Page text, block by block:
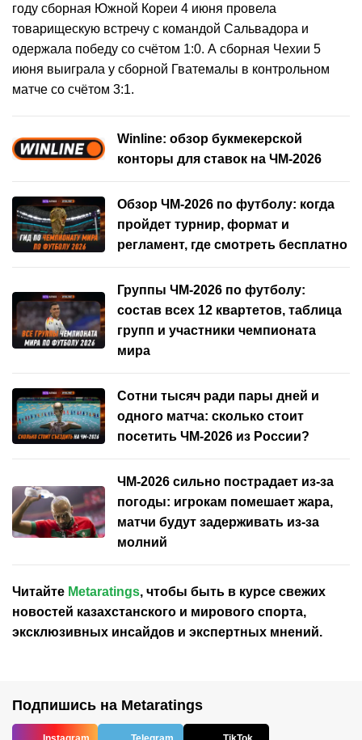
году сборная Южной Кореи 4 июня провела
товарищескую встречу с командой Сальвадора и
одержала победу со счётом 1:0. А сборная Чехии 5
июня выиграла у сборной Гватемалы в контрольном
матче со счётом 3:1.
Winline: обзор букмекерской
конторы для ставок на ЧМ-2026
Обзор ЧМ-2026 по футболу: когда
пройдет турнир, формат и
регламент, где смотреть бесплатно
Группы ЧМ-2026 по футболу:
состав всех 12 квартетов, таблица
групп и участники чемпионата
мира
Сотни тысяч ради пары дней и
одного матча: сколько стоит
посетить ЧМ-2026 из России?
ЧМ-2026 сильно пострадает из-за
погоды: игрокам помешает жара,
матчи будут задерживать из-за
молний
Читайте Metaratings, чтобы быть в курсе свежих
новостей казахстанского и мирового спорта,
эксклюзивных инсайдов и экспертных мнений.
Подпишись на Metaratings